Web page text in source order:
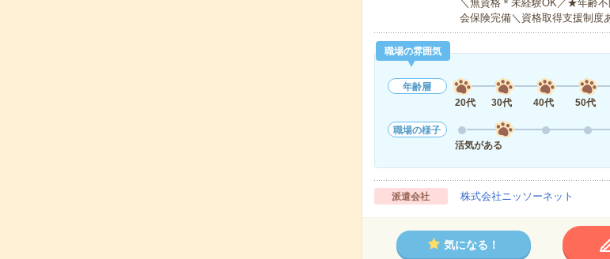
＼無資格＊未経験OK／★年齢
会保険完備＼資格取得支援制
職場の雰囲気
年齢層
20代
30代 40代 50代
職場の様子
活気がある
派遣会社 株式会社ニッソーネット
気になる！